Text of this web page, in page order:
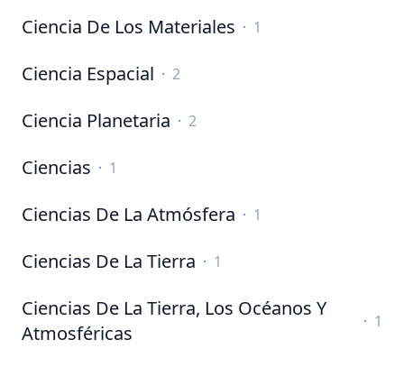
Ciencia De Los Materiales · 1
Ciencia Espacial · 2
Ciencia Planetaria · 2
Ciencias · 1
Ciencias De La Atmósfera · 1
Ciencias De La Tierra · 1
Ciencias De La Tierra, Los Océanos Y
Atmosféricas
· 1